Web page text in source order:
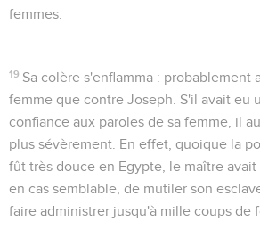
femmes.
19 Sa colère s'enflamma : probablement
femme que contre Joseph. S'il avait eu
confiance aux paroles de sa femme, il
plus sévèrement. En effet, quoique la
fût très douce en Egypte, le maître
en cas semblable, de mutiler son
faire administrer jusqu'à mille coups de